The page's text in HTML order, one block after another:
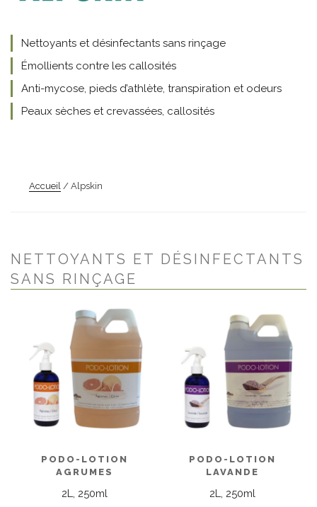
Accueil / Alpskin
NETTOYANTS ET DÉSINFECTANTS
SANS RINÇAGE
PODO-LOTION
AGRUMES
2L, 250ml
PODO-LOTION
LAVANDE
2L, 250ml
Nettoyants et désinfectants sans rinçage
Émollients contre les callosités
Anti-mycose, pieds d’athlète, transpiration et odeurs
Peaux sèches et crevassées, callosités